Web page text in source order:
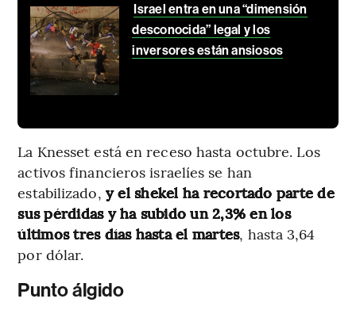
Israel entra en una “dimensión
desconocida” legal y los
inversores están ansiosos
La Knesset está en receso hasta octubre. Los
activos financieros israelíes se han
estabilizado, y el shekel ha recortado parte de
sus pérdidas y ha subido un 2,3% en los
últimos tres días hasta el martes, hasta 3,64
por dólar.
Punto álgido